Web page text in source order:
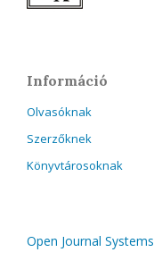
Információ
Olvasóknak
Szerzőknek
Könyvtárosoknak
Open Journal Systems